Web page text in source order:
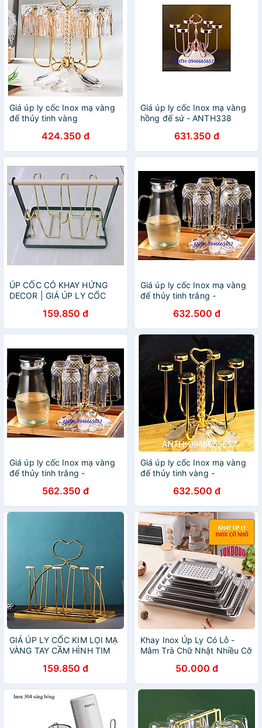
Giá úp ly cốc Inox mạ vàng
đế thủy tinh vàng
424.350 đ
Giá úp ly cốc Inox mạ vàng
hồng đế sứ - ANTH338
631.350 đ
ÚP CỐC CÓ KHAY HỨNG
DECOR | GIÁ ÚP LY CỐC
HỨNG NƯỚC BẦU DỤC
159.850 đ
Giá úp ly cốc Inox mạ vàng
đế thủy tinh trắng -
632.500 đ
Giá úp ly cốc Inox mạ vàng
đế thủy tinh trắng -
562.350 đ
Giá úp ly cốc Inox mạ vàng
đế thủy tinh vàng -
632.500 đ
GIÁ ÚP LY CỐC KIM LỌI MẠ
VÀNG TAY CẦM HÌNH TIM
159.850 đ
Khay Inox Úp Ly Có Lỗ -
Mâm Trà Chữ Nhật Nhiều Cỡ
50.000 đ